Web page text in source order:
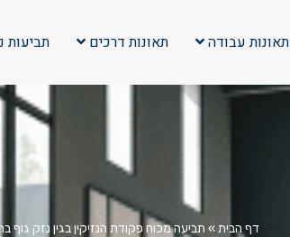
תאונות עבודה תאונות דרכים תביעות
דף הבית» תביעה מכוח פקודת הנזיקין בגין נזק